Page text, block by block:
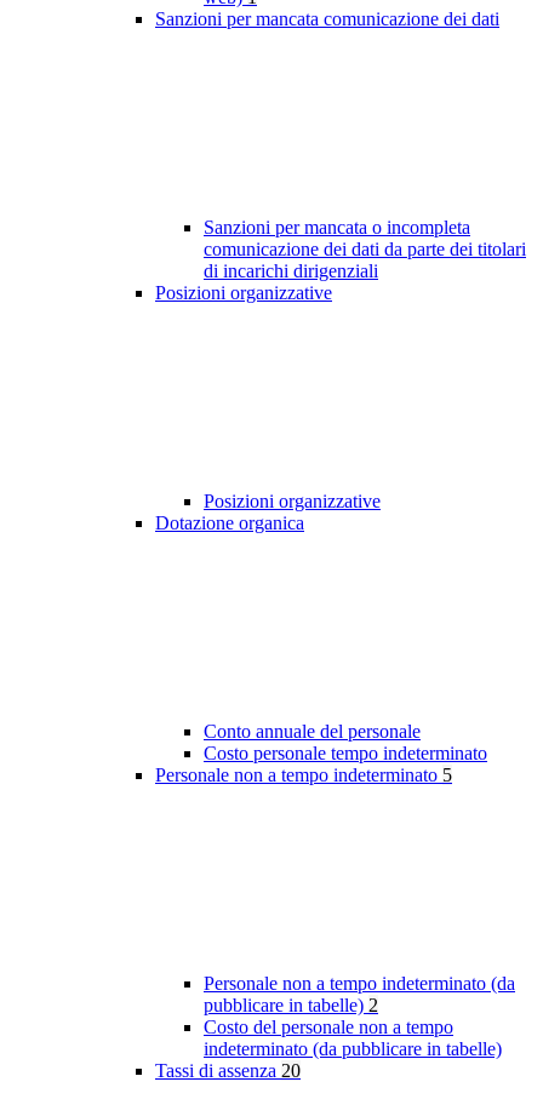
Sanzioni per mancata comunicazione dei dati
Sanzioni per mancata o incompleta
comunicazione dei dati da parte dei titolari
di incarichi dirigenziali
Posizioni organizzative
Posizioni organizzative
Dotazione organica
Conto annuale del personale
Costo personale tempo indeterminato
Personale non a tempo indeterminato 5
Personale non a tempo indeterminato (da
pubblicare in tabelle) 2
Costo del personale non a tempo
indeterminato (da pubblicare in tabelle)
Tassi di assenza 20